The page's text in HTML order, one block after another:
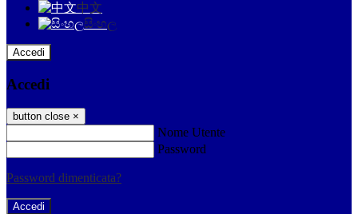
中文
සිංහල
Accedi
Accedi
button close ×
Nome Utente
Password
Password dimenticata?